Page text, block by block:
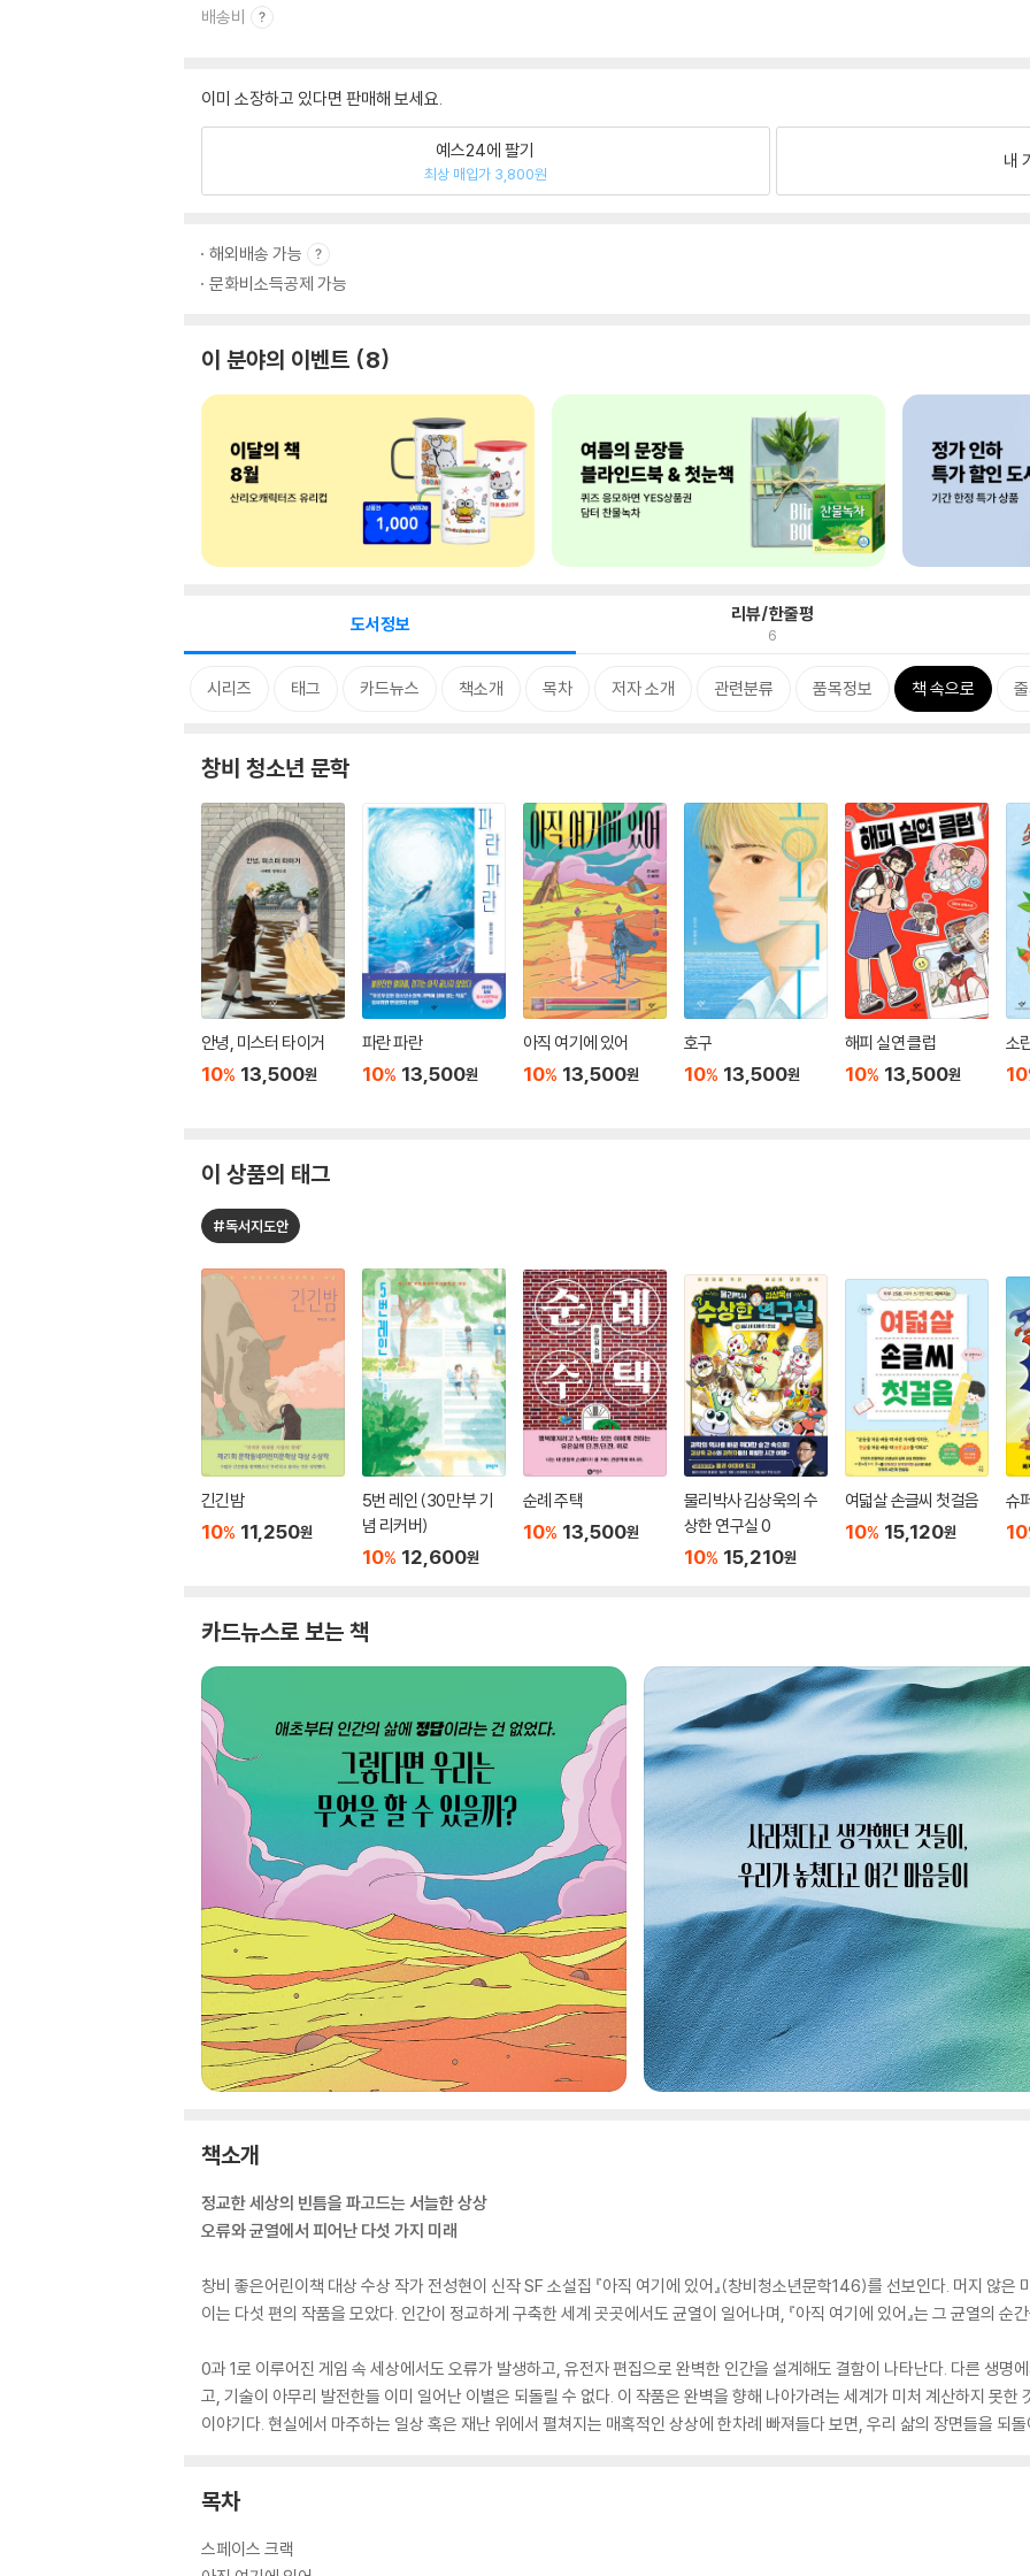
배송비
이미 소장하고 있다면 판매해 보세요.
예스24에 팔기
최상 매입가 3,800원
내
해외배송 가능
문화비소득공제 가능
이 분야의 이벤트 8
도서정보 리뷰/한줄평
6
시리즈 태그 카드뉴스 책소개 목차 저자 소개 관련분류 품목정보 책 속으로
창비 청소년 문학
안녕, 미스터 타이거
10% 13,500원
파란 파란
10% 13,500원
아직 여기에 있어
10% 13,500원
호구
10% 13,500원
해피 실연 클럽
10% 13,500원
소
10
이 상품의 태그
#독서지도안
긴긴밤
10% 11,250원
5번 레인 (30만 부 기
념 리커버)
10% 12,600원
순례 주택
10% 13,500원
물리박사 김상욱의 수
상한 연구실 0
10% 15,210원
여덟살 손글씨 첫걸음
10% 15,120원
슈
10
카드뉴스로 보는 책
책소개
정교한 세상의 빈틈을 파고드는 서늘한 상상
오류와 균열에서 피어난 다섯 가지 미래
창비 좋은어린이책 대상 수상 작가 전성현이 신작 SF 소설집 『아직 여기에 있어』(창비청소년문학146)를 선보인다. 머지 않은
이는 다섯 편의 작품을 모았다. 인간이 정교하게 구축한 세계 곳곳에서도 균열이 일어나며, 『아직 여기에 있어』는 그 균열의 순
0과 1로 이루어진 게임 속 세상에서도 오류가 발생하고, 유전자 편집으로 완벽한 인간을 설계해도 결함이 나타난다. 다른 생명
고, 기술이 아무리 발전한들 이미 일어난 이별은 되돌릴 수 없다. 이 작품은 완벽을 향해 나아가려는 세계가 미처 계산하지 못한
이야기다. 현실에서 마주하는 일상 혹은 재난 위에서 펼쳐지는 매혹적인 상상에 한차례 빠져들다 보면, 우리 삶의 장면들을 되
목차
스페이스 크랙